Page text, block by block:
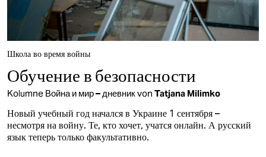
Школа во время войны
Обучение в безопасности
Kolumne Война и мир – дневникvon Tatjana Milimko
Новый учебный год начался в Украине 1 сентября –
несмотря на войну. Те, кто хочет, учатся онлайн. А русский
язык теперь только факультативно.